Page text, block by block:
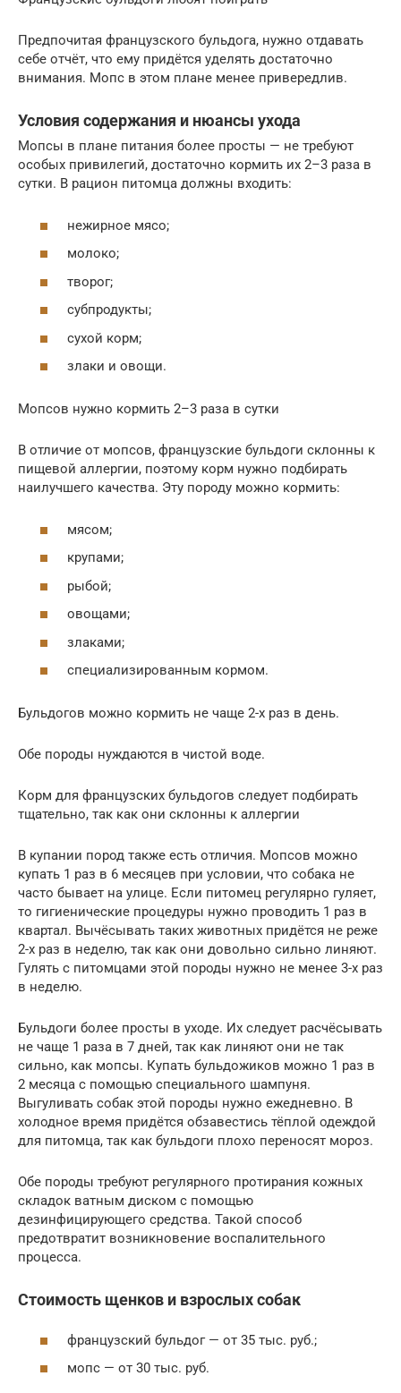
Предпочитая французского бульдога, нужно отдавать
себе отчёт, что ему придётся уделять достаточно
внимания. Мопс в этом плане менее привередлив.
Условия содержания и нюансы ухода
Мопсы в плане питания более просты — не требуют
особых привилегий, достаточно кормить их 2–3 раза в
сутки. В рацион питомца должны входить:
нежирное мясо;
молоко;
творог;
субпродукты;
сухой корм;
злаки и овощи.
Мопсов нужно кормить 2–3 раза в сутки
В отличие от мопсов, французские бульдоги склонны к
пищевой аллергии, поэтому корм нужно подбирать
наилучшего качества. Эту породу можно кормить:
мясом;
крупами;
рыбой;
овощами;
злаками;
специализированным кормом.
Бульдогов можно кормить не чаще 2-х раз в день.
Обе породы нуждаются в чистой воде.
Корм для французских бульдогов следует подбирать
тщательно, так как они склонны к аллергии
В купании пород также есть отличия. Мопсов можно
купать 1 раз в 6 месяцев при условии, что собака не
часто бывает на улице. Если питомец регулярно гуляет,
то гигиенические процедуры нужно проводить 1 раз в
квартал. Вычёсывать таких животных придётся не реже
2-х раз в неделю, так как они довольно сильно линяют.
Гулять с питомцами этой породы нужно не менее 3-х раз
в неделю.
Бульдоги более просты в уходе. Их следует расчёсывать
не чаще 1 раза в 7 дней, так как линяют они не так
сильно, как мопсы. Купать бульдожиков можно 1 раз в
2 месяца с помощью специального шампуня.
Выгуливать собак этой породы нужно ежедневно. В
холодное время придётся обзавестись тёплой одеждой
для питомца, так как бульдоги плохо переносят мороз.
Обе породы требуют регулярного протирания кожных
складок ватным диском с помощью
дезинфицирующего средства. Такой способ
предотвратит возникновение воспалительного
процесса.
Стоимость щенков и взрослых собак
французский бульдог — от 35 тыс. руб.;
мопс — от 30 тыс. руб.